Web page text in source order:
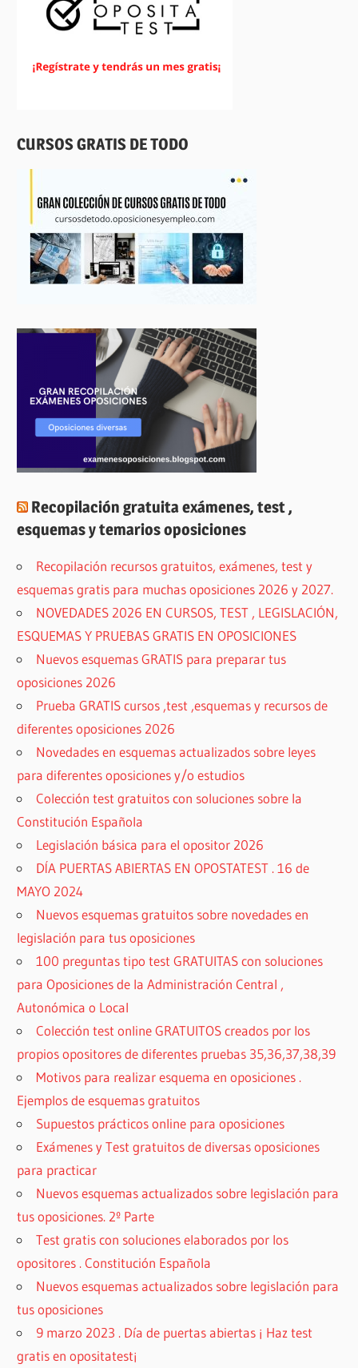
CURSOS GRATIS DE TODO
Recopilación gratuita exámenes, test ,
esquemas y temarios oposiciones
Recopilación recursos gratuitos, exámenes, test y
esquemas gratis para muchas oposiciones 2026 y 2027.
NOVEDADES 2026 EN CURSOS, TEST , LEGISLACIÓN,
ESQUEMAS Y PRUEBAS GRATIS EN OPOSICIONES
Nuevos esquemas GRATIS para preparar tus
oposiciones 2026
Prueba GRATIS cursos ,test ,esquemas y recursos de
diferentes oposiciones 2026
Novedades en esquemas actualizados sobre leyes
para diferentes oposiciones y/o estudios
Colección test gratuitos con soluciones sobre la
Constitución Española
Legislación básica para el opositor 2026
DÍA PUERTAS ABIERTAS EN OPOSTATEST . 16 de
MAYO 2024
Nuevos esquemas gratuitos sobre novedades en
legislación para tus oposiciones
100 preguntas tipo test GRATUITAS con soluciones
para Oposiciones de la Administración Central ,
Autonómica o Local
Colección test online GRATUITOS creados por los
propios opositores de diferentes pruebas 35,36,37,38,39
Motivos para realizar esquema en oposiciones .
Ejemplos de esquemas gratuitos
Supuestos prácticos online para oposiciones
Exámenes y Test gratuitos de diversas oposiciones
para practicar
Nuevos esquemas actualizados sobre legislación para
tus oposiciones. 2º Parte
Test gratis con soluciones elaborados por los
opositores . Constitución Española
Nuevos esquemas actualizados sobre legislación para
tus oposiciones
9 marzo 2023 . Día de puertas abiertas ¡ Haz test
gratis en opositatest¡